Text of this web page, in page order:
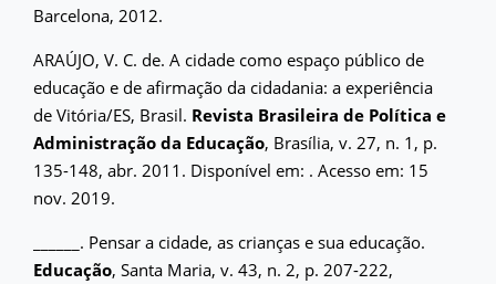
Barcelona, 2012.
ARAÚJO, V. C. de. A cidade como espaço público de
educação e de afirmação da cidadania: a experiência
de Vitória/ES, Brasil. Revista Brasileira de Política e
Administração da Educação, Brasília, v. 27, n. 1, p.
135-148, abr. 2011. Disponível em: . Acesso em: 15
nov. 2019.
______. Pensar a cidade, as crianças e sua educação.
Educação, Santa Maria, v. 43, n. 2, p. 207-222,